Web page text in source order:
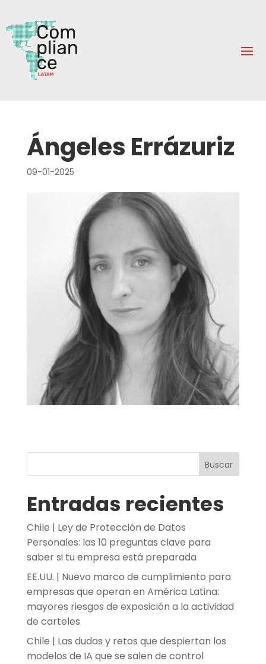
Ángeles Errázuriz
09-01-2025
Buscar
Entradas recientes
Chile | Ley de Protección de Datos
Personales: las 10 preguntas clave para
saber si tu empresa está preparada
EE.UU. | Nuevo marco de cumplimiento para
empresas que operan en América Latina:
mayores riesgos de exposición a la actividad
de carteles
Chile | Las dudas y retos que despiertan los
modelos de IA que se salen de control